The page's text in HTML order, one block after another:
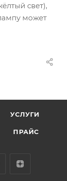
свет),
может
УСЛУГИ
ПРАЙС